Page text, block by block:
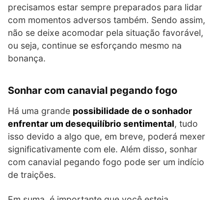
precisamos estar sempre preparados para lidar
com momentos adversos também. Sendo assim,
não se deixe acomodar pela situação favorável,
ou seja, continue se esforçando mesmo na
bonança.
Sonhar com canavial pegando fogo
Há uma grande possibilidade de o sonhador
enfrentar um desequilíbrio sentimental, tudo
isso devido a algo que, em breve, poderá mexer
significativamente com ele. Além disso, sonhar
com canavial pegando fogo pode ser um indício
de traições.